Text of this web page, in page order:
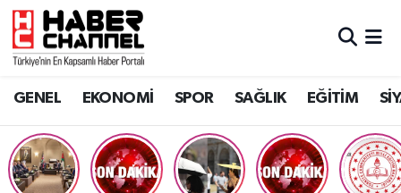
GENEL EKONOMİ SPOR SAĞLIK EĞİTİM
GENEL
SPOR
Nöbetçi Eczaneler
Trafik Durumu